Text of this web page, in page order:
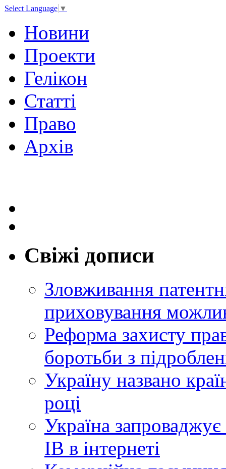
Select Language ▼
Новини
Проекти
Гелікон
Статті
Право
Архів
Свіжі дописи
Зловживання
приховування
Реформа захисту
боротьби з
Україну названо
році
Україна
ІВ в інтернеті